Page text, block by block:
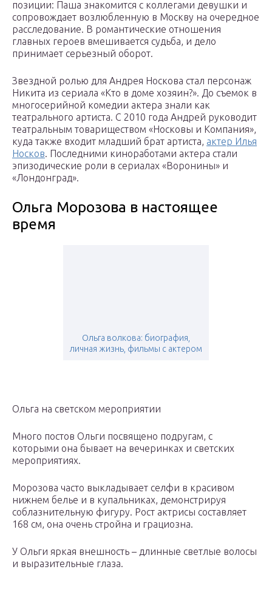
позиции: Паша знакомится с коллегами девушки и
сопровождает возлюбленную в Москву на очередное
расследование. В романтические отношения
главных героев вмешивается судьба, и дело
принимает серьезный оборот.
Звездной ролью для Андрея Носкова стал персонаж
Никита из сериала «Кто в доме хозяин?». До съемок в
многосерийной комедии актера знали как
театрального артиста. С 2010 года Андрей руководит
театральным товариществом «Носковы и Компания»,
куда также входит младший брат артиста, актер Илья
Носков. Последними киноработами актера стали
эпизодические роли в сериалах «Воронины» и
«Лондонград».
Ольга Морозова в настоящее
время
Ольга волкова: биография,
личная жизнь, фильмы с актером
Ольга на светском мероприятии
Много постов Ольги посвящено подругам, с
которыми она бывает на вечеринках и светских
мероприятиях.
Морозова часто выкладывает селфи в красивом
нижнем белье и в купальниках, демонстрируя
соблазнительную фигуру. Рост актрисы составляет
168 см, она очень стройна и грациозна.
У Ольги яркая внешность – длинные светлые волосы
и выразительные глаза.